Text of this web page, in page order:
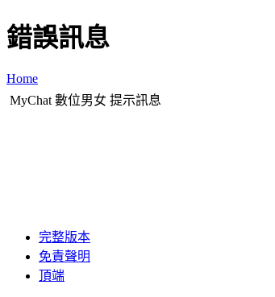
錯誤訊息
Home
MyChat 數位男女 提示訊息
完整版本
免責聲明
頂端